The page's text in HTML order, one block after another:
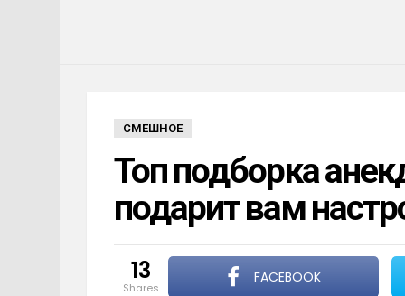
СМЕШНОЕ
Топ подборка
подарит вам
13
shares
FACEBOOK